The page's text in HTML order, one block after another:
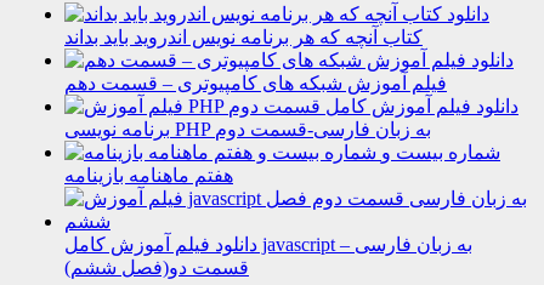
دانلود
کتاب آنچه که هر برنامه نویس اندروید باید بداند
دانلود
فیلم آموزش شبکه های کامپیوتری – قسمت دهم
دانلود فیلم آموزش کامل
برنامه نویسی PHP به زبان فارسی-قسمت دوم
شماره بیست و
هفتم ماهنامه بازینامه
دانلود فیلم آموزش کامل javascript به زبان فارسی –
قسمت دو(فصل ششم)